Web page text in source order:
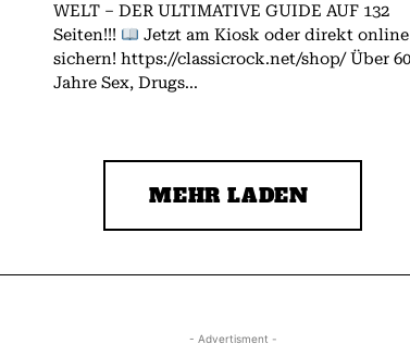
WELT – DER ULTIMATIVE GUIDE AUF 132
Seiten!!!
Jetzt am Kiosk oder direkt online
sichern! https://classicrock.net/shop/ Über 60
Jahre Sex, Drugs...
MEHR LADEN
- Advertisment -